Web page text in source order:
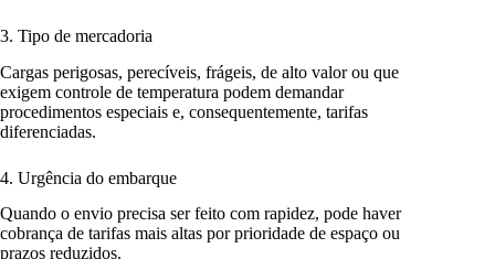
3. Tipo de mercadoria
Cargas perigosas, perecíveis, frágeis, de alto valor ou que
exigem controle de temperatura podem demandar
procedimentos especiais e, consequentemente, tarifas
diferenciadas.
4. Urgência do embarque
Quando o envio precisa ser feito com rapidez, pode haver
cobrança de tarifas mais altas por prioridade de espaço ou
prazos reduzidos.